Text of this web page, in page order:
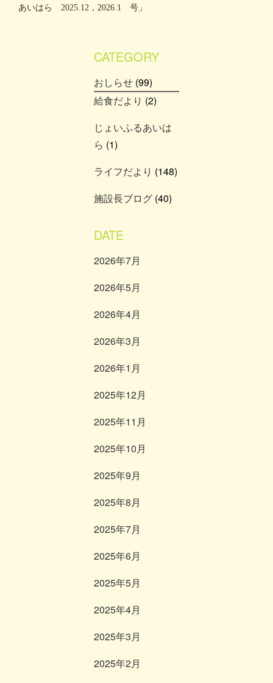
あいはら 2025.12，2026.1 号」
CATEGORY
おしらせ (99)
給食だより (2)
じょいふるあいは
ら (1)
ライフだより (148)
施設長ブログ (40)
DATE
2026年7月
2026年5月
2026年4月
2026年3月
2026年1月
2025年12月
2025年11月
2025年10月
2025年9月
2025年8月
2025年7月
2025年6月
2025年5月
2025年4月
2025年3月
2025年2月